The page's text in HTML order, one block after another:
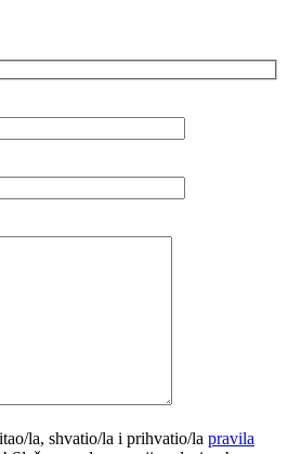
la, shvatio/la i prihvatio/la pravila